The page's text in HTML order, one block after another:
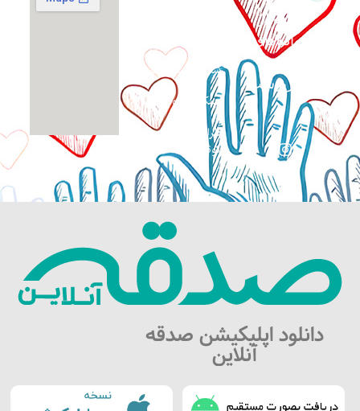
حمایت از
خانواده‌های
نیازمند و
بی‌سرپرست
شماره حساب ها
همکاری داوطلبانه
طراحی سایت:
کوثرگرافیک
دانلود اپلیکیشن صدقه
آنلاین